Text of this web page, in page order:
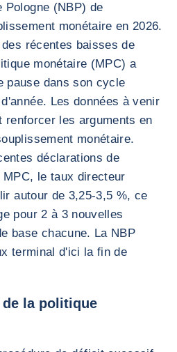
Pologne (NBP) de
monétaire en 2026.
récentes baisses de
monétaire (MPC) a
pause dans son cycle
Les données à venir
renforcer les arguments en
monétaire.
déclarations de
le taux directeur
autour de 3,25-3,5 %, ce
pour 2 à 3 nouvelles
base chacune. La NBP
terminal d'ici la fin de
la politique